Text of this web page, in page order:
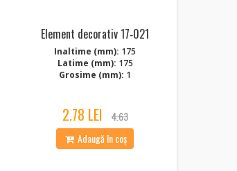
Element decorativ 17‑021
Inaltime (mm): 175
Latime (mm): 175
Grosime (mm): 1
2.78 LEI 4.63
Adaugă în coș